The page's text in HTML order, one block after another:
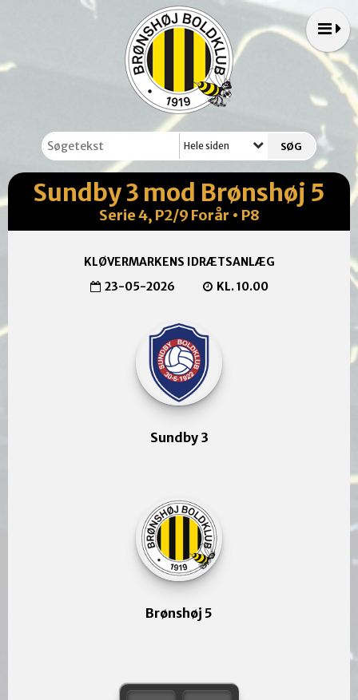
Hele siden
Sundby 3 mod Brønshøj 5
Serie 4, P2/9 Forår • P8
KLØVERMARKENS IDRÆTSANLÆG
23-05-2026
KL. 10.00
Sundby 3
Brønshøj 5